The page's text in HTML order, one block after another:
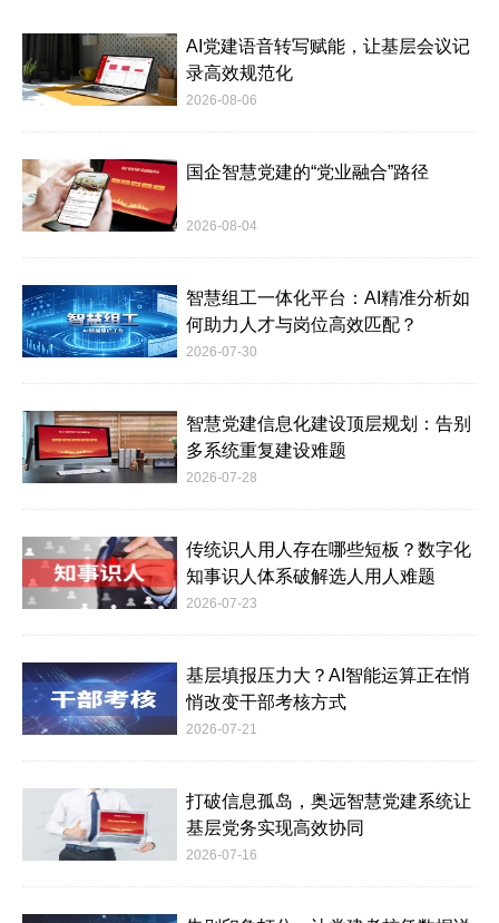
AI党建语音转写赋能，让基层会议记
录高效规范化
2026-08-06
国企智慧党建的“党业融合”路径
2026-08-04
智慧组工一体化平台：AI精准分析如
何助力人才与岗位高效匹配？
2026-07-30
智慧党建信息化建设顶层规划：告别
多系统重复建设难题
2026-07-28
传统识人用人存在哪些短板？数字化
知事识人体系破解选人用人难题
2026-07-23
基层填报压力大？AI智能运算正在悄
悄改变干部考核方式
2026-07-21
打破信息孤岛，奥远智慧党建系统让
基层党务实现高效协同
2026-07-16